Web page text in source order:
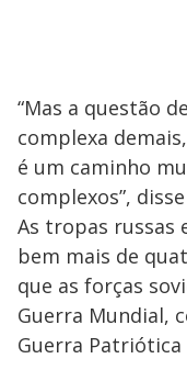
“Mas a questão
complexa
é um caminho
complexos”,
As tropas russas
bem mais de
que as forças
Guerra Mundial,
Guerra Patriótica